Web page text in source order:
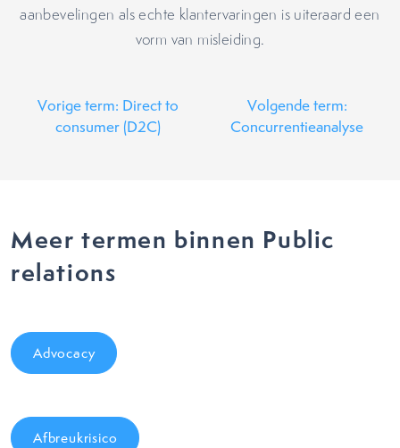
aanbevelingen als echte klantervaringen is uiteraard een
vorm van misleiding.
Vorige term: Direct to
consumer (D2C)
Volgende term:
Concurrentieanalyse
Meer termen binnen Public
relations
Advocacy
Afbreukrisico